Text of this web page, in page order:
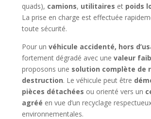
quads), camions, utilitaires et poids
La prise en charge est effectuée
toute sécurité.
Pour un véhicule accidenté, hors
fortement dégradé avec une valeur
proposons une solution complète de
destruction. Le véhicule peut être
pièces détachées ou orienté vers un
agréé en vue d’un recyclage
environnementales.